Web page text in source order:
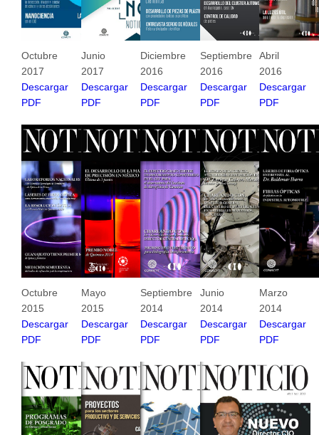
Octubre
2017
Descargar
PDF
Junio
2017
Descargar
PDF
Diciembre
2016
Descargar
PDF
Septiembre
2016
Descargar
PDF
Abril
2016
Descargar
PDF
Octubre
2015
Descargar
PDF
Mayo
2015
Descargar
PDF
Septiembre
2014
Descargar
PDF
Junio
2014
Descargar
PDF
Marzo
2014
Descargar
PDF